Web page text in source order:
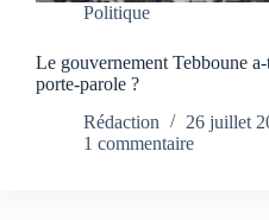
Politique
Le gouvernement Tebboune
porte-parole ?
Rédaction
26 juillet
1 commentaire